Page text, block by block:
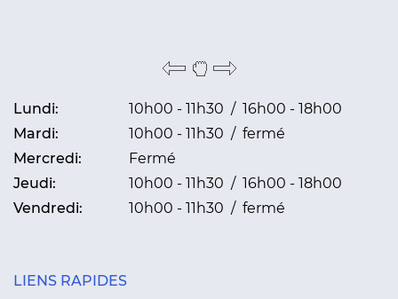
Lundi:
10h00 - 11h30 / 16h00 - 18h00
Mardi:
10h00 - 11h30 / fermé
Mercredi:
Fermé
Jeudi:
10h00 - 11h30 / 16h00 - 18h00
Vendredi:
10h00 - 11h30 / fermé
LIENS RAPIDES